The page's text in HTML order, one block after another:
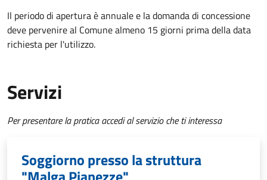
Il periodo di apertura è annuale e la domanda di concessione
deve pervenire al Comune almeno 15 giorni prima della data
richiesta per l'utilizzo.
Servizi
Per presentare la pratica accedi al servizio che ti interessa
Soggiorno presso la struttura